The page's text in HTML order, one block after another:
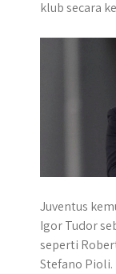
p
k
e
klub secara
Juventus
Igor Tudor
seperti
Stefano